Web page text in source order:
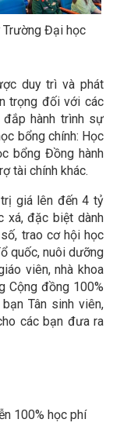
Trường Đại học
duy trì và phát
trọng đối với các
hành trình sự
bổng chính: Học
bổng Đồng hành
tài chính khác.
giá lên đến 4 tỷ
xá, đặc biệt dành
trao cơ hội học
quốc, nuôi dưỡng
viên, nhà khoa
Cộng đồng 100%
Tân sinh viên,
các bạn đưa ra
100% học phí